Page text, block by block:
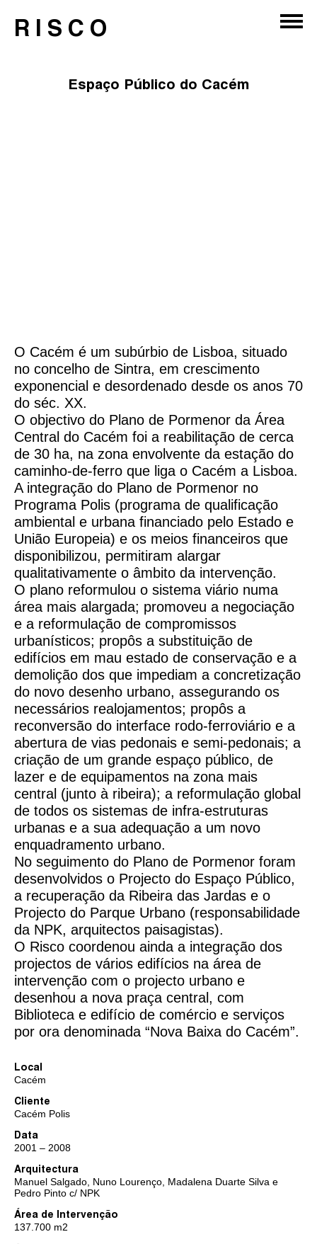
RISCO
Espaço Público do Cacém
O Cacém é um subúrbio de Lisboa, situado
no concelho de Sintra, em crescimento
exponencial e desordenado desde os anos 70
do séc. XX.
O objectivo do Plano de Pormenor da Área
Central do Cacém foi a reabilitação de cerca
de 30 ha, na zona envolvente da estação do
caminho-de-ferro que liga o Cacém a Lisboa.
A integração do Plano de Pormenor no
Programa Polis (programa de qualificação
ambiental e urbana financiado pelo Estado e
União Europeia) e os meios financeiros que
disponibilizou, permitiram alargar
qualitativamente o âmbito da intervenção.
O plano reformulou o sistema viário numa
área mais alargada; promoveu a negociação
e a reformulação de compromissos
urbanísticos; propôs a substituição de
edifícios em mau estado de conservação e a
demolição dos que impediam a concretização
do novo desenho urbano, assegurando os
necessários realojamentos; propôs a
reconversão do interface rodo-ferroviário e a
abertura de vias pedonais e semi-pedonais; a
criação de um grande espaço público, de
lazer e de equipamentos na zona mais
central (junto à ribeira); a reformulação global
de todos os sistemas de infra-estruturas
urbanas e a sua adequação a um novo
enquadramento urbano.
No seguimento do Plano de Pormenor foram
desenvolvidos o Projecto do Espaço Público,
a recuperação da Ribeira das Jardas e o
Projecto do Parque Urbano (responsabilidade
da NPK, arquitectos paisagistas).
O Risco coordenou ainda a integração dos
projectos de vários edifícios na área de
intervenção com o projecto urbano e
desenhou a nova praça central, com
Biblioteca e edifício de comércio e serviços
por ora denominada “Nova Baixa do Cacém”.
Local
Cacém
Cliente
Cacém Polis
Data
2001 – 2008
Arquitectura
Manuel Salgado, Nuno Lourenço, Madalena Duarte Silva e
Pedro Pinto c/ NPK
Área de Intervenção
137.700 m2